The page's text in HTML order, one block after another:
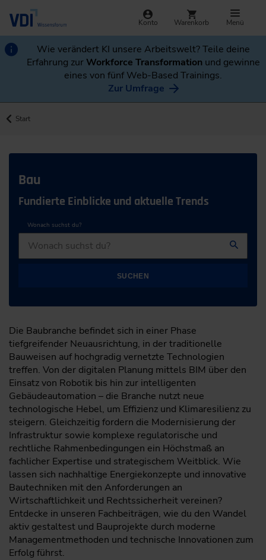
Konto Warenkorb Menü
Wie verändert KI unsere Arbeitswelt? Teile deine
Erfahrung zurWorkforce Transformation und gewinne
eines von fünf Web-Based Trainings.
Zur Umfrage
Start
Bau
Fundierte Einblicke und aktuelle Trends
Wonach suchst du?
SUCHEN
Die Baubranche befindet sich in einer Phase
tiefgreifender Neuausrichtung, in der traditionelle
Bauweisen auf hochgradig vernetzte Technologien
treffen. Von der digitalen Planung mittels BIM über den
Einsatz von Robotik bis hin zur intelligenten
Gebäudeautomation – die Branche nutzt neue
technologische Hebel, um Effizienz und Klimaresilienz zu
steigern. Gleichzeitig fordern die Modernisierung der
Infrastruktur sowie komplexe regulatorische und
rechtliche Rahmenbedingungen ein Höchstmaß an
fachlicher Expertise und strategischem Weitblick. Wie
lassen sich nachhaltige Energiekonzepte und innovative
Bautechniken mit den Anforderungen an
Wirtschaftlichkeit und Rechtssicherheit vereinen?
Entdecke in unseren Fachbeiträgen, wie du den Wandel
aktiv gestaltest und Bauprojekte durch moderne
Managementmethoden und technische Innovationen zum
Erfolg führst.